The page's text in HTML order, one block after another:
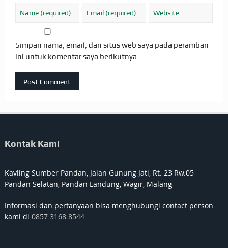
Simpan nama, email, dan situs web saya pada peramban
ini untuk komentar saya berikutnya.
Kontak Kami
Kavling Sumber Pandan, Jalan Gunung Jati, Rt. 23 Rw.05
Pandan Selatan, Pandan Landung, Wagir, Malang
Informasi dan pertanyaan bisa menghubungi contact person
kami di 0857 3168 8544